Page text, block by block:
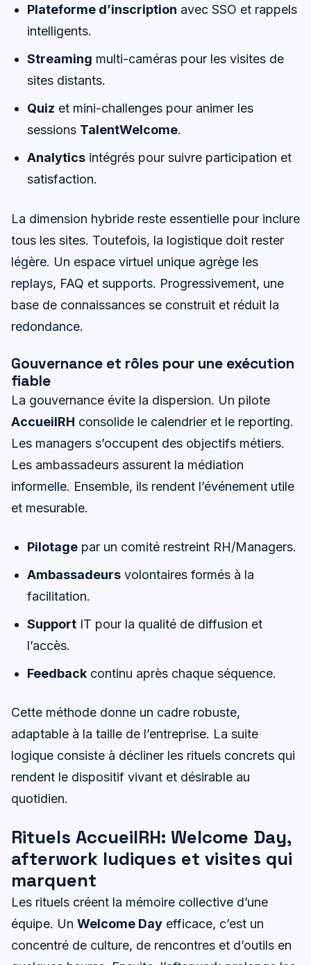
Plateforme d’inscription avec SSO et rappels
intelligents.
Streaming multi-caméras pour les visites de
sites distants.
Quiz et mini-challenges pour animer les
sessions TalentWelcome.
Analytics intégrés pour suivre participation et
satisfaction.
La dimension hybride reste essentielle pour inclure
tous les sites. Toutefois, la logistique doit rester
légère. Un espace virtuel unique agrège les
replays, FAQ et supports. Progressivement, une
base de connaissances se construit et réduit la
redondance.
Gouvernance et rôles pour une exécution
fiable
La gouvernance évite la dispersion. Un pilote
AccueilRH consolide le calendrier et le reporting.
Les managers s’occupent des objectifs métiers.
Les ambassadeurs assurent la médiation
informelle. Ensemble, ils rendent l’événement utile
et mesurable.
Pilotage par un comité restreint RH/Managers.
Ambassadeurs volontaires formés à la
facilitation.
Support IT pour la qualité de diffusion et
l’accès.
Feedback continu après chaque séquence.
Cette méthode donne un cadre robuste,
adaptable à la taille de l’entreprise. La suite
logique consiste à décliner les rituels concrets qui
rendent le dispositif vivant et désirable au
quotidien.
Rituels AccueilRH: Welcome Day,
afterwork ludiques et visites qui
marquent
Les rituels créent la mémoire collective d’une
équipe. Un Welcome Day efficace, c’est un
concentré de culture, de rencontres et d’outils en